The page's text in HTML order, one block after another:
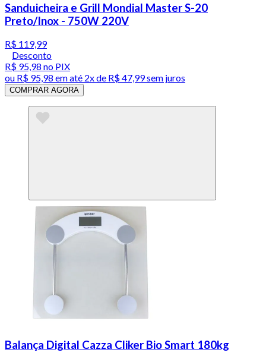
Sanduicheira e Grill Mondial Master S-20
Preto/Inox - 750W 220V
R$ 119,99
Desconto
R$ 95,98 no PIX
ou R$ 95,98 em até 2x de R$ 47,99 sem juros
COMPRAR AGORA
Balança Digital Cazza Cliker Bio Smart 180kg